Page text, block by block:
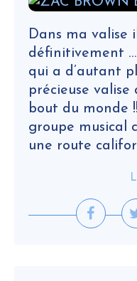
Dans ma valise
définitivement
qui a d’autant
précieuse
bout du monde
groupe musical
une route